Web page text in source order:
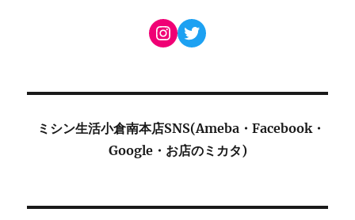
Instagram
Twitter
ミシン生活小倉南本店SNS(Ameba・Facebook・
Google・お店のミカタ)